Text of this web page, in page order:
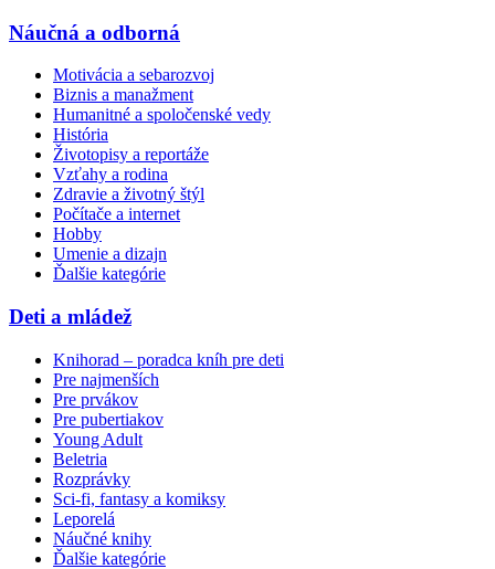
Náučná a odborná
Motivácia a sebarozvoj
Biznis a manažment
Humanitné a spoločenské vedy
História
Životopisy a reportáže
Vzťahy a rodina
Zdravie a životný štýl
Počítače a internet
Hobby
Umenie a dizajn
Ďalšie kategórie
Deti a mládež
Knihorad – poradca kníh pre deti
Pre najmenších
Pre prvákov
Pre pubertiakov
Young Adult
Beletria
Rozprávky
Sci-fi, fantasy a komiksy
Leporelá
Náučné knihy
Ďalšie kategórie